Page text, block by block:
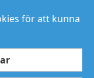
för att kunna